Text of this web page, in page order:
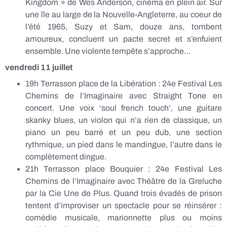
Kingdom » de Wes Anderson, cinéma en plein air. Sur
une île au large de la Nouvelle-Angleterre, au coeur de
l’été 1965, Suzy et Sam, douze ans, tombent
amoureux, concluent un pacte secret et s’enfuient
ensemble. Une violente tempête s’approche…
vendredi 11 juillet
19h Terrasson place de la Libération : 24e Festival Les
Chemins de l’Imaginaire avec Straight Tone en
concert. Une voix ‘soul french touch’, une guitare
skanky blues, un violon qui n’a rien de classique, un
piano un peu barré et un peu dub, une section
rythmique, un pied dans le mandingue, l’autre dans le
complètement dingue.
21h Terrasson place Bouquier : 24e Festival Les
Chemins de l’Imaginaire avec Théâtre de la Greluche
par la Cie Une de Plus. Quand trois évadés de prison
tentent d’improviser un spectacle pour se réinsérer :
comédie musicale, marionnette plus ou moins